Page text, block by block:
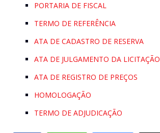
PORTARIA DE FISCAL
TERMO DE REFERÊNCIA
ATA DE CADASTRO DE RESERVA
ATA DE JULGAMENTO DA LICITAÇÃO
ATA DE REGISTRO DE PREÇOS
HOMOLOGAÇÃO
TERMO DE ADJUDICAÇÃO